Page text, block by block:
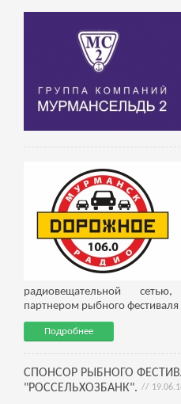
радиовещательной
партнером рыбного
Подробнее
СПОНСОР РЫБНОГО
"РОССЕЛЬХОЗБАНК". //